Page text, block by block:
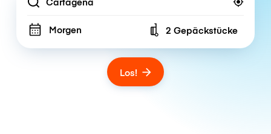
Location
Morgen Number of bags
2 Gepäckstücke
Los!